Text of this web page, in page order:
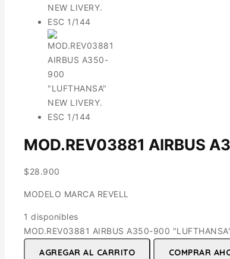
MOD.REV03881 AIRBUS
$28.900
MODELO MARCA REVELL
1 disponibles
MOD.REV03881 AIRBUS A350-900
AGREGAR AL CARRITO COMPRAR